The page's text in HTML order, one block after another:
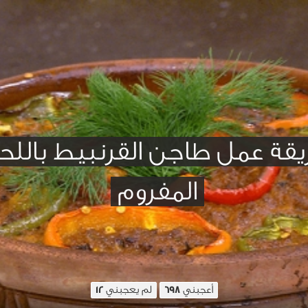
عمل طاجن القرنبيط
المفروم
أعجبني698 لم يعجبني12